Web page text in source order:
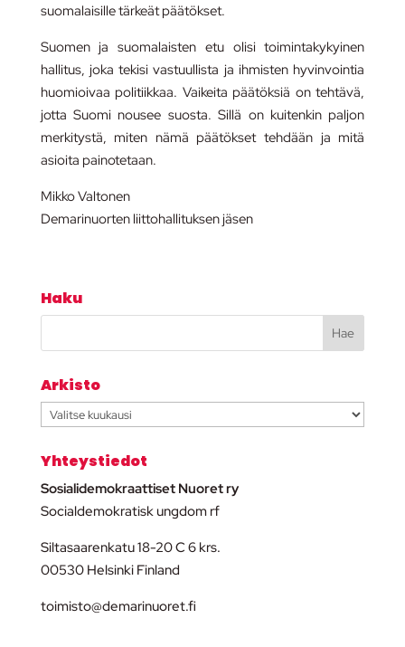
suomalaisille tärkeät päätökset.
Suomen ja suomalaisten etu olisi toimintakykyinen
hallitus, joka tekisi vastuullista ja ihmisten hyvinvointia
huomioivaa politiikkaa. Vaikeita päätöksiä on tehtävä,
jotta Suomi nousee suosta. Sillä on kuitenkin paljon
merkitystä, miten nämä päätökset tehdään ja mitä
asioita painotetaan.
Mikko Valtonen
Demarinuorten liittohallituksen jäsen
Haku
Arkisto
Arkisto
Yhteystiedot
Sosialidemokraattiset Nuoret ry
Socialdemokratisk ungdom rf
Siltasaarenkatu 18-20 C 6 krs.
00530 Helsinki Finland
toimisto@demarinuoret.fi